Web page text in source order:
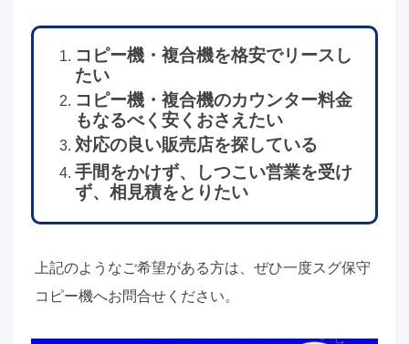
コピー機・複合機を格安でリースし
たい
コピー機・複合機のカウンター料金
もなるべく安くおさえたい
対応の良い販売店を探している
手間をかけず、しつこい営業を受け
ず、相見積をとりたい
上記のようなご希望がある方は、ぜひ一度スグ保守
コピー機へお問合せください。